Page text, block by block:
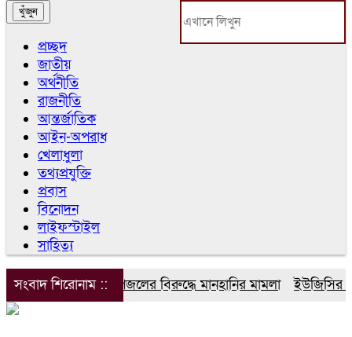
প্রচ্ছদ
জাতীয়
অর্থনীতি
রাজনীতি
আন্তর্জাতিক
আইন-অপরাধ
খেলাধুলা
তথ্যপ্রযুক্তি
প্রবাস
বিনোদন
লাইফস্টাইল
সাহিত্য
সংবাদ শিরোনাম ::ডিপজলের বিরুদ্ধে মানহানির মামলা ইউজিসির